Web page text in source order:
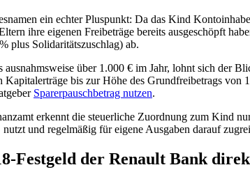
ein echter Pluspunkt: Da das Kind
ihre eigenen Freibeträge bereits ausgeschöpft
plus Solidaritätszuschlag) ab.
ausnahmsweise über 1.000 € im Jahr, lohnt sich der
bis zur Höhe des Grundfreibetrags
Sparerpauschbetrag nutzen.
erkennt die steuerliche Zuordnung zum Kind
und regelmäßig für eigene Ausgaben darauf
Festgeld der Renault Bank